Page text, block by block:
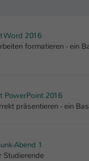
Word 2016
formatieren - ein
PowerPoint 2016
präsentieren - ein
Abend 1
Studierende